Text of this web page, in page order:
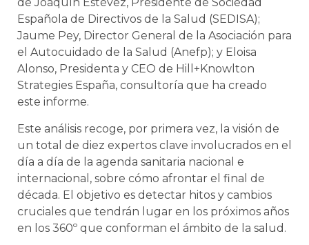
Española de Directivos de la Salud (SEDISA);
Jaume Pey, Director General de la Asociación para
el Autocuidado de la Salud (Anefp); y Eloisa
Alonso, Presidenta y CEO de Hill+Knowlton
Strategies España, consultoría que ha creado
este informe.
Este análisis recoge, por primera vez, la visión de
un total de diez expertos clave involucrados en el
día a día de la agenda sanitaria nacional e
internacional, sobre cómo afrontar el final de
década. El objetivo es detectar hitos y cambios
cruciales que tendrán lugar en los próximos años
en los 360º que conforman el ámbito de la salud.